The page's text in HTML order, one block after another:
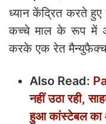
ध्यान केंद्रित करते हुए
कच्चे माल के रूप में
करके एक रेत
Also Read:
नहीं उठा रही,
हुआ कांस्‍टेबल